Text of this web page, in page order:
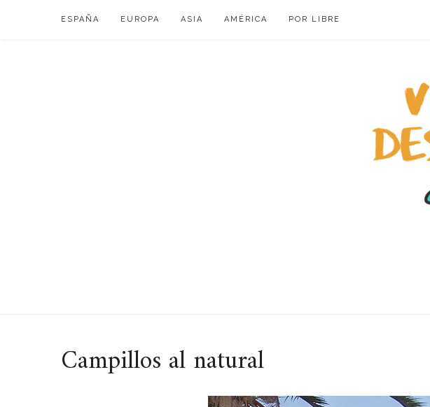
ESPAÑA EUROPA ASIA AMÉRICA POR LIBRE
Campillos al natural